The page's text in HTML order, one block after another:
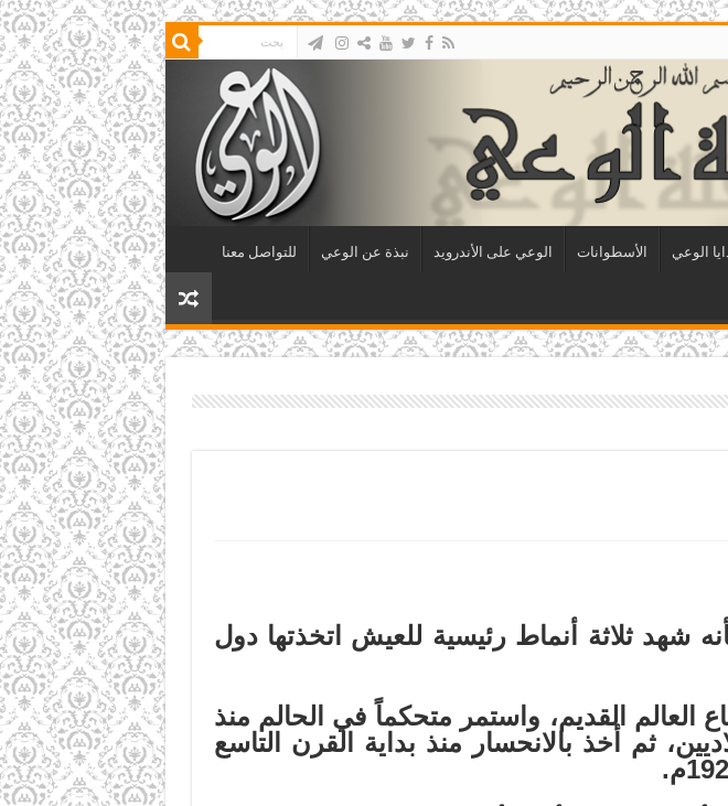
الوعي الأسطوانات الوعي على الأندرويد نبذة عن الوعي للتواصل معنا
شهد ثلاثة أنماط رئيسية للعيش اتخذتها دول
العالم القديم، واستمر متحكماً في الحالم منذ
ثم أخذ بالانحسار منذ بداية القرن التاسع